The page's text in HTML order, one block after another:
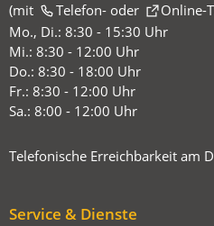
(mit
Telefon-oder Online-
(Öffnet
in
einem
neuen
Tab)
Mo., Di.: 8:30 - 15:30 Uhr
Mi.: 8:30 - 12:00 Uhr
Do.: 8:30 - 18:00 Uhr
Fr.: 8:30 - 12:00 Uhr
Sa.: 8:00 - 12:00 Uhr
Telefonische Erreichbarkeit am
Service & Dienste